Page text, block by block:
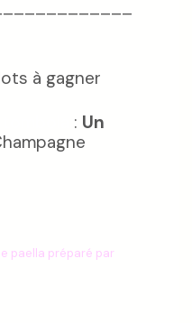
à gagner
: Un
paella préparé par